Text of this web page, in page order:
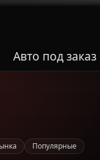
Авто под заказ
Популярные